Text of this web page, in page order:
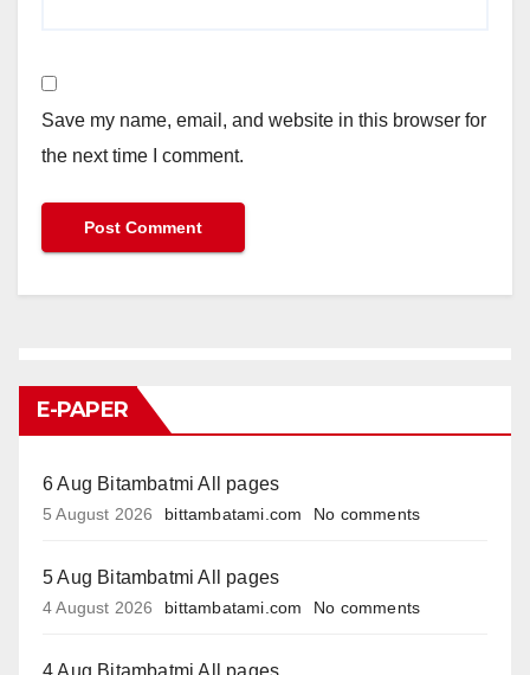
Save my name, email, and website in this browser for
the next time I comment.
E-PAPER
6 Aug Bitambatmi All pages
5 August 2026 bittambatami.com No comments
5 Aug Bitambatmi All pages
4 August 2026 bittambatami.com No comments
4 Aug Bitambatmi All pages